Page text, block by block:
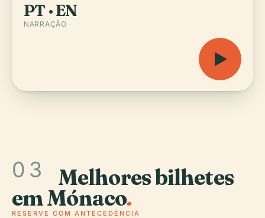
PT · EN
NARRAÇÃO
03 Melhores bilhetes
em Mónaco.
RESERVE COM ANTECEDÊNCIA